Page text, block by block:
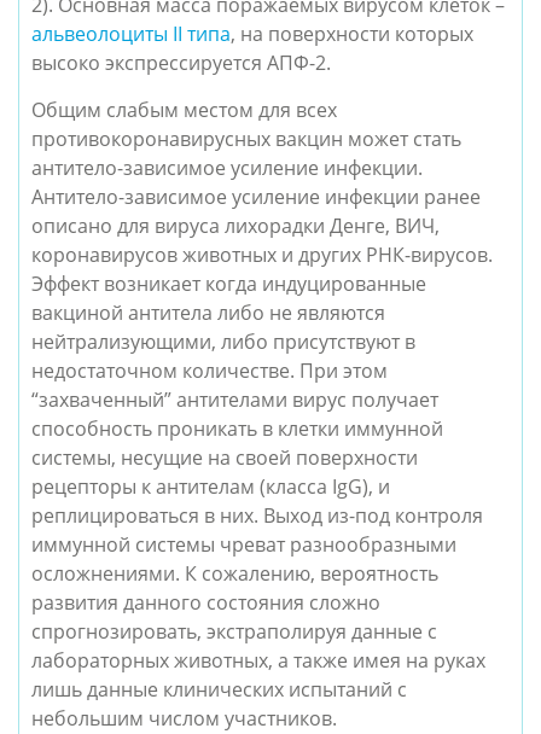
альвеолоциты II типа, на поверхности которых
высоко экспрессируется АПФ-2.
Общим слабым местом для всех
противокоронавирусных вакцин может стать
антитело-зависимое усиление инфекции.
Антитело-зависимое усиление инфекции ранее
описано для вируса лихорадки Денге, ВИЧ,
коронавирусов животных и других РНК-вирусов.
Эффект возникает когда индуцированные
вакциной антитела либо не являются
нейтрализующими, либо присутствуют в
недостаточном количестве. При этом
“захваченный” антителами вирус получает
способность проникать в клетки иммунной
системы, несущие на своей поверхности
рецепторы к антителам (класса IgG), и
реплицироваться в них. Выход из-под контроля
иммунной системы чреват разнообразными
осложнениями. К сожалению, вероятность
развития данного состояния сложно
спрогнозировать, экстраполируя данные с
лабораторных животных, а также имея на руках
лишь данные клинических испытаний с
небольшим числом участников.